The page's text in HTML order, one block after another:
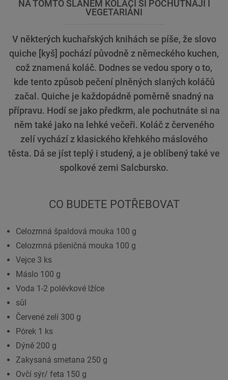
NA TOMTO SLANÉM KOLÁČI SI POCHUTNAJÍ I
VEGETARIÁNI
V některých kuchařských knihách se píše, že slovo
quiche [kyš] pochází původně z německého kuchen,
což znamená koláč. Dodnes se vedou spory o to,
kde tento způsob pečení plněných slaných koláčů
začal. Quiche je každopádně poměrně snadný na
přípravu. Hodí se jako předkrm, ale pochutnáte si na
něm také jako na lehké večeři. Koláč z červeného
zelí vychází z klasického křehkého máslového
těsta. Dá se jíst teplý i studený, a je oblíbený také ve
spolkové zemi Salcbursko.
CO BUDETE POTŘEBOVAT
Celozrnná špaldová mouka 100 g
Celozrnná pšeničná mouka 100 g
Vejce 3 ks
Máslo 100 g
Voda 1-2 polévkové lžíce
sůl
Červené zelí 300 g
Pórek 1 ks
Dýně 200 g
Zakysaná smetana 250 g
Ovčí sýr/ feta 150 g